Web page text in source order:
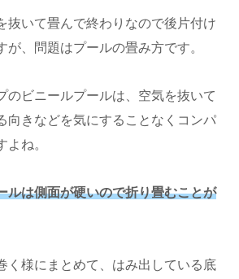
抜いて畳んで終わりなので後片付け
が、問題はプールの畳み方です。
のビニールプールは、空気を抜いて
向きなどを気にすることなくコンパ
よね。
ルは側面が硬いので折り畳むことが
く様にまとめて、はみ出している底